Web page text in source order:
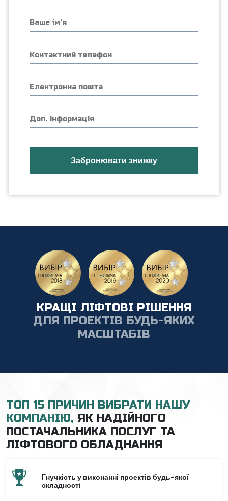
КРАЩІ ЛІФТОВІ РІШЕННЯ
ДЛЯ ПРОЕКТІВ БУДЬ-ЯКИХ
МАСШТАБІВ
ТОП 15 ПРИЧИН ВИБРАТИ НАШУ
КОМПАНІЮ, ЯК НАДІЙНОГО
ПОСТАЧАЛЬНИКА ПОСЛУГ ТА
ЛІФТОВОГО ОБЛАДНАННЯ
Гнучкість у виконанні проектів будь-якої
складності